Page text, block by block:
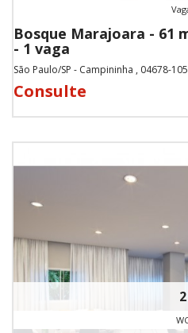
Bosque Marajoara - 61
- 1 vaga
São Paulo/SP - Campininha , 04678-105
Consulte
2